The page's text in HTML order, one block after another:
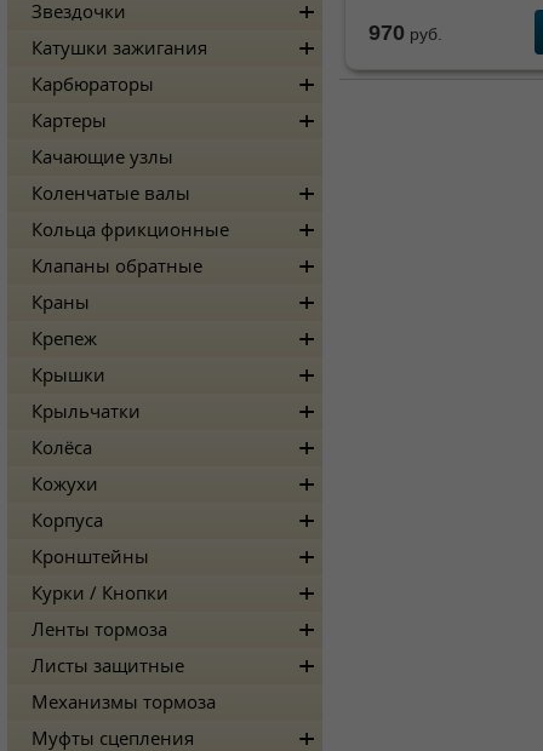
970 руб.
Звездочки
Катушки зажигания
Карбюраторы
Картеры
Качающие узлы
Коленчатые валы
Кольца фрикционные
Клапаны обратные
Краны
Крепеж
Крышки
Крыльчатки
Колёса
Кожухи
Корпуса
Кронштейны
Курки / Кнопки
Ленты тормоза
Листы защитные
Механизмы тормоза
Муфты сцепления